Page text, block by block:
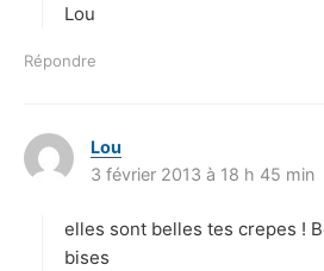
Lou
Répondre
Lou
i
3 février 2013 à 18 h 45 min
elles sont belles tes crepes !
bises